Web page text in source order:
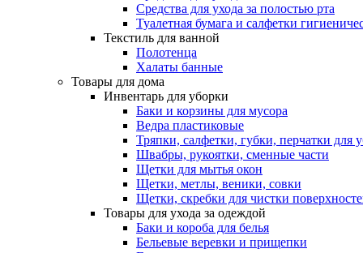
Средства для ухода за полостью рта
Туалетная бумага и салфетки
Текстиль для ванной
Полотенца
Халаты банные
Товары для дома
Инвентарь для уборки
Баки и корзины для мусора
Ведра пластиковые
Тряпки, салфетки, губки, перчатки для
Швабры, рукоятки, сменные части
Щетки для мытья окон
Щетки, метлы, веники, совки
Щетки, скребки для чистки
Товары для ухода за одеждой
Баки и короба для белья
Бельевые веревки и прищепки